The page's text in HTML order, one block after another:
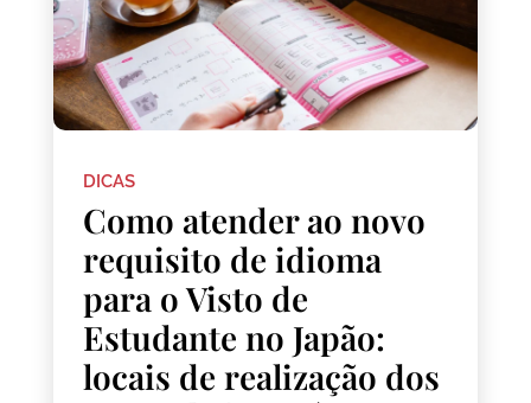
DICAS
Como atender ao novo
requisito de idioma
para o Visto de
Estudante no Japão:
locais de realização dos